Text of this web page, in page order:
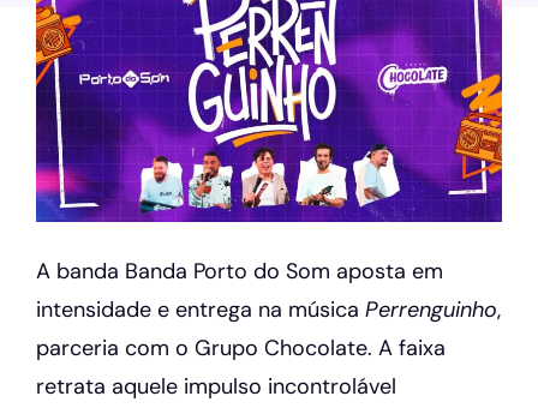
A banda Banda Porto do Som aposta em
intensidade e entrega na música Perrenguinho,
parceria com o Grupo Chocolate. A faixa
retrata aquele impulso incontrolável